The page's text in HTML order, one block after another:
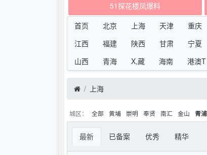
51探花楼凤爆料
首页
北京 上海 天津 重庆
江西
福建 陕西 甘肃 宁夏
山西
青海 X,藏 海南 港澳T
上海
城区： 全部 黄埔 崇明 奉贤 南汇 金山 青浦
最新 已备案 优秀 精华